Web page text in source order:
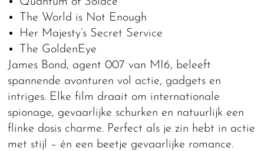
The World is Not Enough
Her Majesty’s Secret Service
The GoldenEye
James Bond, agent 007 van MI6, beleeft
spannende avonturen vol actie, gadgets en
intriges. Elke film draait om internationale
spionage, gevaarlijke schurken en natuurlijk een
flinke dosis charme. Perfect als je zin hebt in actie
met stijl – én een beetje gevaarlijke romance.